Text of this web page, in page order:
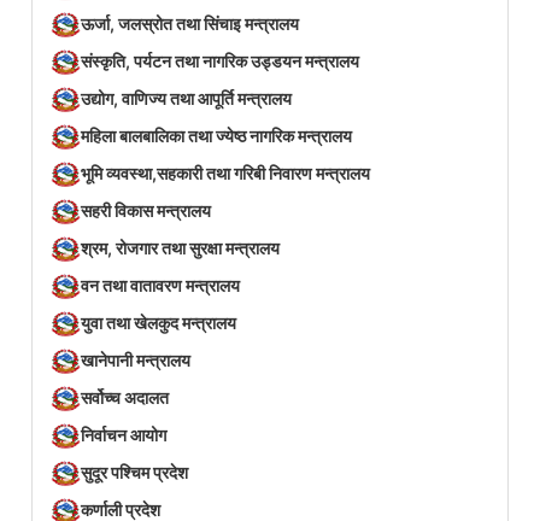
ऊर्जा, जलस्रोत तथा सिंचाइ मन्त्रालय
संस्कृति, पर्यटन तथा नागरिक उड्डयन मन्त्रालय
उद्योग, वाणिज्य तथा आपूर्ति मन्त्रालय
महिला बालबालिका तथा ज्येष्ठ नागरिक मन्त्रालय
भूमि व्यवस्था,सहकारी तथा गरिबी निवारण मन्त्रालय
सहरी विकास मन्त्रालय
श्रम, रोजगार तथा सुरक्षा मन्त्रालय
वन तथा वातावरण मन्त्रालय
युवा तथा खेलकुद मन्त्रालय
खानेपानी मन्त्रालय
सर्वोच्च अदालत
निर्वाचन आयोग
सुदूर पश्चिम प्रदेश
कर्णाली प्रदेश